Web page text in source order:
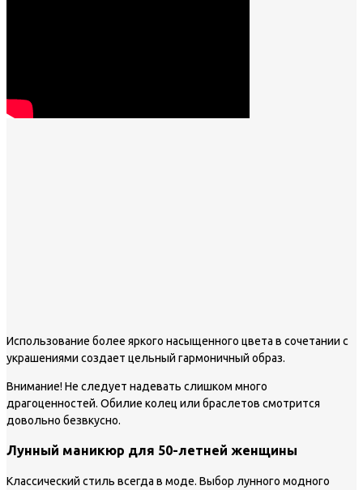
Использование более яркого насыщенного цвета в сочетании с
украшениями создает цельный гармоничный образ.
Внимание!Не следует надевать слишком много
драгоценностей. Обилие колец или браслетов смотрится
довольно безвкусно.
Лунный маникюр для 50-летней женщины
Классический стиль всегда в моде. Выбор лунного модного